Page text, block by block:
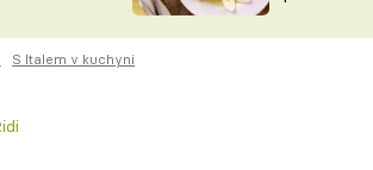
VYCHYTÁVKY
S Italem v kuchyni